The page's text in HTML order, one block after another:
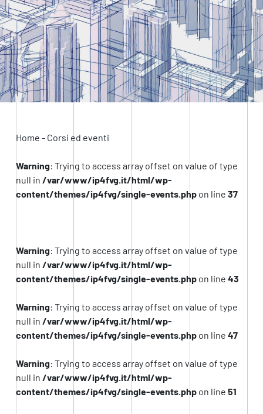
Home - Corsi ed eventi
Warning: Trying to access array offset on value of type
null in /var/www/ip4fvg.it/html/wp-
content/themes/ip4fvg/single-events.phpon line 37
Warning: Trying to access array offset on value of type
null in /var/www/ip4fvg.it/html/wp-
content/themes/ip4fvg/single-events.phpon line 43
Warning: Trying to access array offset on value of type
null in /var/www/ip4fvg.it/html/wp-
content/themes/ip4fvg/single-events.phpon line 47
Warning: Trying to access array offset on value of type
null in /var/www/ip4fvg.it/html/wp-
content/themes/ip4fvg/single-events.phpon line 51